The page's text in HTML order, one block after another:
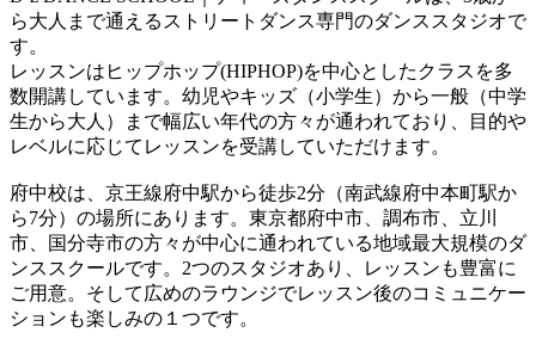
ら大人まで通えるストリートダンス専門のダンススタジオで
す。
レッスンはヒップホップ(HIPHOP)を中心としたクラスを多
数開講しています。幼児やキッズ（小学生）から一般（中学
生から大人）まで幅広い年代の方々が通われており、目的や
レベルに応じてレッスンを受講していただけます。
府中校は、京王線府中駅から徒歩2分（南武線府中本町駅か
ら7分）の場所にあります。東京都府中市、調布市、立川
市、国分寺市の方々が中心に通われている地域最大規模のダ
ンススクールです。2つのスタジオあり、レッスンも豊富に
ご用意。そして広めのラウンジでレッスン後のコミュニケー
ションも楽しみの１つです。